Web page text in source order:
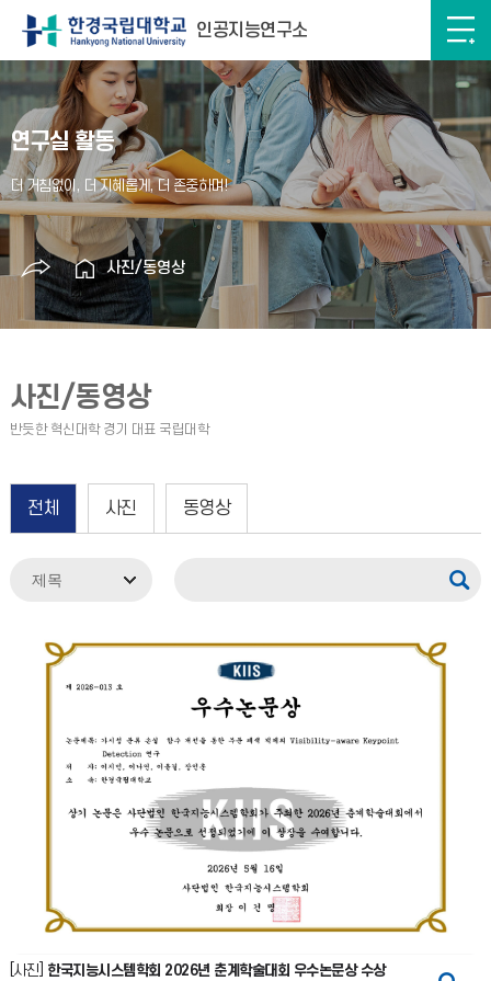
인공지능연구소
연구실 활동
사진/동영상
사진/동영상
전체 사진 동영상
[사진] 한국지능시스템학회 2026년 춘계학술대회 우수논문상 수상